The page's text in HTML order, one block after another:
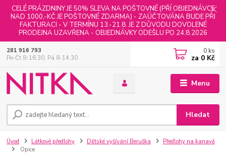
CELÉ PRÁZDNINY JE 50% SLEVA NA POŠTOVNÉ (PŘÍ OBJEDNÁVCE
NAD 1000,-KČ JE POŠTOVNÉ ZDARMA) - ZAÚČTOVÁNA BUDE PŘI
FAKTURACI - V TERMÍNU 13.-21.8. JE Z DŮVODU DOVOLENÉ
PRODEJNA UZAVŘENA - OBJEDNÁVKY ODEŠLU PO 24.8.2026
Menu
Hledat
281 916 793
Po-Čt 8-16:30, Pá 8-14:30
0 ks
za 0 Kč
Úvod Látkové předlohy Dětské vyšívání Beruška
Předlohy na kanavě
Opice